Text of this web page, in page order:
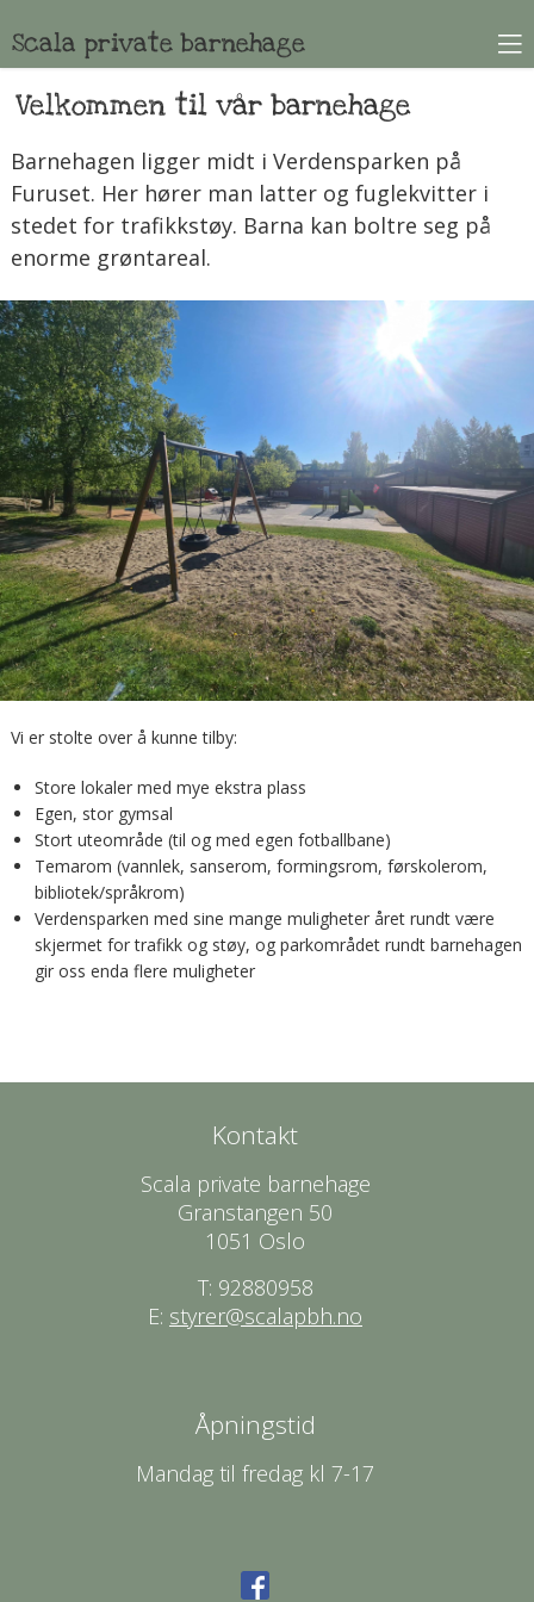
Scala private barnehage
Velkommen til vår barnehage
Barnehagen ligger midt i Verdensparken på
Furuset. Her hører man latter og fuglekvitter i
stedet for trafikkstøy. Barna kan boltre seg på
enorme grøntareal.
Vi er stolte over å kunne tilby:
Store lokaler med mye ekstra plass
Egen, stor gymsal
Stort uteområde (til og med egen fotballbane)
Temarom (vannlek, sanserom, formingsrom, førskolerom,
bibliotek/språkrom)
Verdensparken med sine mange muligheter året rundt være
skjermet for trafikk og støy, og parkområdet rundt barnehagen
gir oss enda flere muligheter
Kontakt
Scala private barnehage
Granstangen 50
1051 Oslo
T: 92880958
E: styrer@scalapbh.no
Åpningstid
Mandag til fredag kl 7-17